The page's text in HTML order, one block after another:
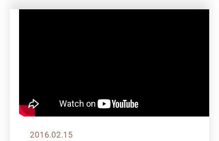
2016.02.15